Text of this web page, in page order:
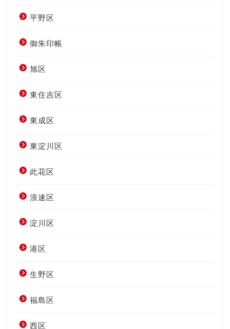
平野区
御朱印帳
旭区
東住吉区
東成区
東淀川区
此花区
浪速区
淀川区
港区
生野区
福島区
西区